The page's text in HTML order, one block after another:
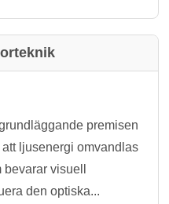
premisen
ljusenergi omvandlas
visuell
den optiska...